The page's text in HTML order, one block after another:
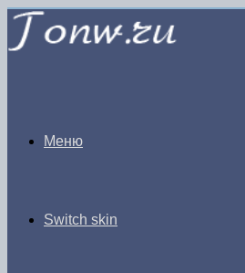
Меню
Switch skin